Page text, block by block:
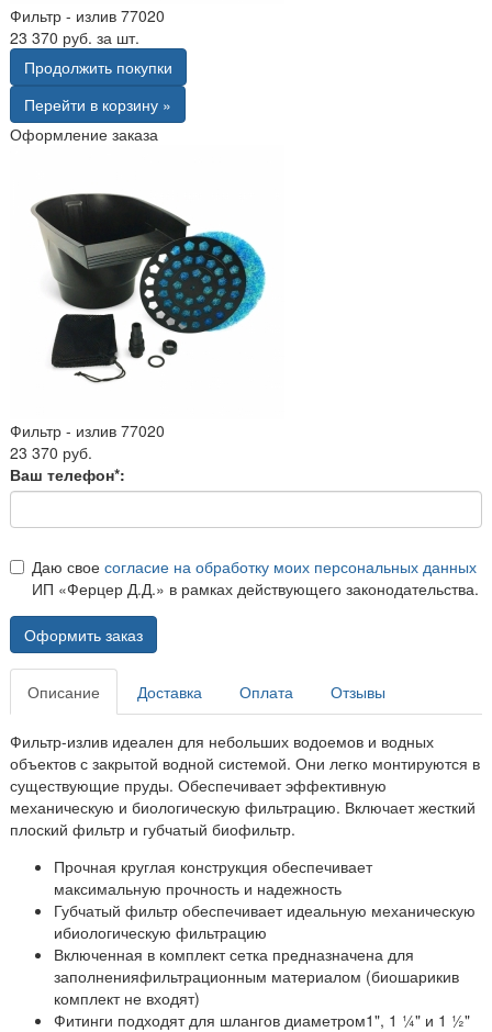
Фильтр - излив 77020
23 370 руб. за шт.
Продолжить покупки
Перейти в корзину »
Оформление заказа
Фильтр - излив 77020
23 370 руб.
Ваш телефон*:
Даю свое согласие на обработку моих персональных данных
ИП «Ферцер Д.Д.» в рамках действующего законодательства.
Оформить заказ
Описание Доставка Оплата Отзывы
Фильтр-излив идеален для небольших водоемов и водных
объектов с закрытой водной системой. Они легко монтируются в
существующие пруды. Обеспечивает эффективную
механическую и биологическую фильтрацию. Включает жесткий
плоский фильтр и губчатый биофильтр.
Прочная круглая конструкция обеспечивает
максимальную прочность и надежность
Губчатый фильтр обеспечивает идеальную механическую
ибиологическую фильтрацию
Включенная в комплект сетка предназначена для
заполненияфильтрационным материалом (биошарикив
комплект не входят)
Фитинги подходят для шлангов диаметром1", 1 ¼" и 1 ½"